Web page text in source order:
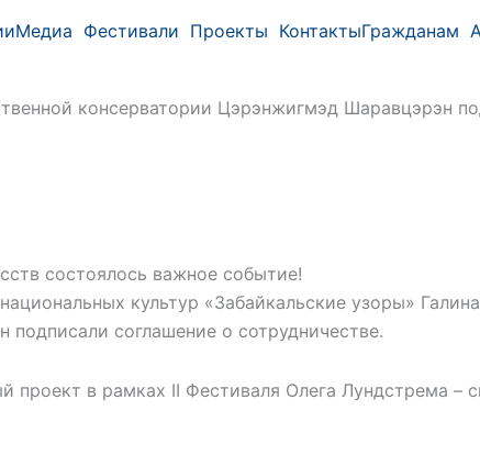
Медиа Фестивали Проекты КонтактыГражданам
консерватории Цэрэнжигмэд Шаравцэрэн
состоялось важное событие!
культур «Забайкальские узоры»
соглашение о сотрудничестве.
в рамках II Фестиваля Олега Лундстрема –